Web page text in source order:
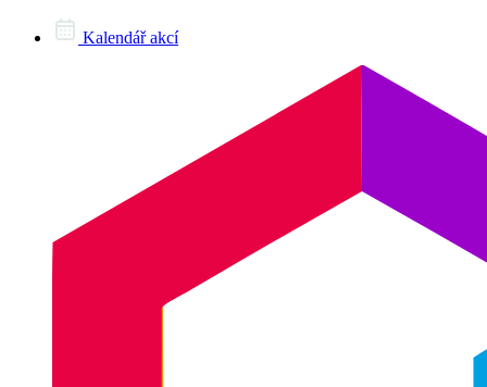
Kalendář akcí